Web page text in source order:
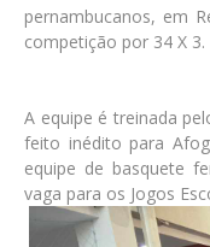
pernambucanos, em
competição por 34 X 3.
A equipe é treinada
feito inédito para
equipe de basquete
vaga para os Jogos